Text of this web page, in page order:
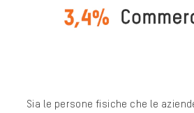
Sia le persone fisiche che le